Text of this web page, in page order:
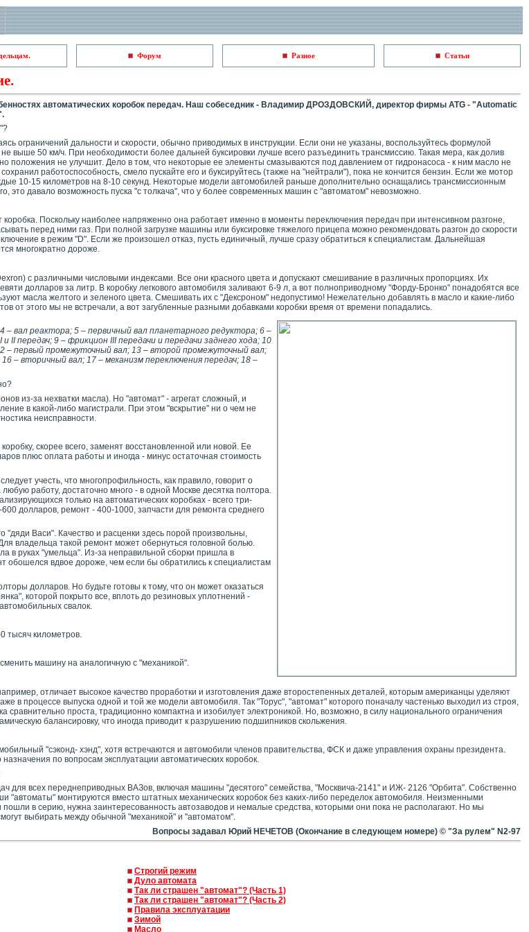
Форум Разное Статьи
автоматических коробок передач. Наш собеседник - Владимир ДРОЗДОВСКИЙ, директор фирмы АТG - "Automatic
ограничений дальности и скорости, обычно приводимых в инструкции. Если они не указаны, воспользуйтесь формулой
выше 50 км/ч. При необходимости более дальней буксировки лучше всего разъединить трансмиссию. Такая мера, как долив
положения не улучшит. Дело в том, что некоторые ее элементы смазываются под давлением от гидронасоса - к ним масло не
работоспособность, смело пускайте его и буксируйтесь (также на "нейтрали"), пока не кончится бензин. Если же мотор
10-15 километров на 8-10 секунд. Некоторые модели автомобилей раньше дополнительно оснащались трансмиссионным
это давало возможность пуска "с толкача", что у более современных машин с "автоматом" невозможно.
Поскольку наиболее напряженно она работает именно в моменты переключения передач при интенсивном разгоне,
перед ними газ. При полной загрузке машины или буксировке тяжелого прицепа можно рекомендовать разгон до скорости
в режим "D". Если же произошел отказ, пусть единичный, лучше сразу обратиться к специалистам. Дальнейшая
многократно дороже.
с различными числовыми индексами. Все они красного цвета и допускают смешивание в различных пропорциях. Их
долларов за литр. В коробку легкового автомобиля заливают 6-9 л, а вот полноприводному "Форду-Бронко" понадобятся все
масла желтого и зеленого цвета. Смешивать их с "Дексроном" недопустимо! Нежелательно добавлять в масло и какие-либо
от этого мы не встречали, а вот загубленные разными добавками коробки время от времени попадались.
– вал реактора; 5 – первичный вал планетарного редуктора; 6 –
II передач; 9 – фрикцион III передачи и передачи заднего хода; 10
– первый промежуточный вал; 13 – второй промежуточный вал;
– вторичный вал; 17 – механизм переключения передач; 18 –
из-за нехватки масла). Но "автомат" - агрегат сложный, и
в какой-либо магистрали. При этом "вскрытие" ни о чем не
неисправности.
скорее всего, заменят восстановленной или новой. Ее
плюс оплата работы и иногда - минус остаточная стоимость
учесть, что многопрофильность, как правило, говорит о
работу, достаточно много - в одной Москве десятка полтора.
только на автоматических коробках - всего три-
долларов, ремонт - 400-1000, запчасти для ремонта среднего
"дяди Васи". Качество и расценки здесь порой произвольны,
владельца такой ремонт может обернуться головной болью.
в руках "умельца". Из-за неправильной сборки пришла в
обошелся вдвое дороже, чем если бы обратились к специалистам
долларов. Но будьте готовы к тому, что он может оказаться
которой покрыто все, вплоть до резиновых уплотнений -
свалок.
тысяч километров.
машину на аналогичную с "механикой".
отличает высокое качество проработки и изготовления даже второстепенных деталей, которым американцы уделяют
в процессе выпуска одной и той же модели автомобиля. Так "Торус", "автомат" которого поначалу частенько выходил из строя,
сравнительно проста, традиционно компактна и изобилует электроникой. Но, возможно, в силу национального ограничения
балансировку, что иногда приводит к разрушению подшипников скольжения.
"сэконд- хэнд", хотя встречаются и автомобили членов правительства, ФСК и даже управления охраны президента.
по вопросам эксплуатации автоматических коробок.
для всех переднеприводных ВАЗов, включая машины "десятого" семейства, "Москвича-2141" и ИЖ- 2126 "Орбита". Собственно
"автоматы" монтируются вместо штатных механических коробок без каких-либо переделок автомобиля. Неизменными
в серию, нужна заинтересованность автозаводов и немалые средства, которыми они пока не располагают. Но мы
выбирать между обычной "механикой" и "автоматом".
Вопросы задавал Юрий НЕЧЕТОВ (Окончание в следующем номере) © "За рулем" N2-97
Строгий режим
Дуло автомата
Так ли страшен "автомат"? (Часть 1)
Так ли страшен "автомат"? (Часть 2)
Правила эксплуатации
Зимой
Масло